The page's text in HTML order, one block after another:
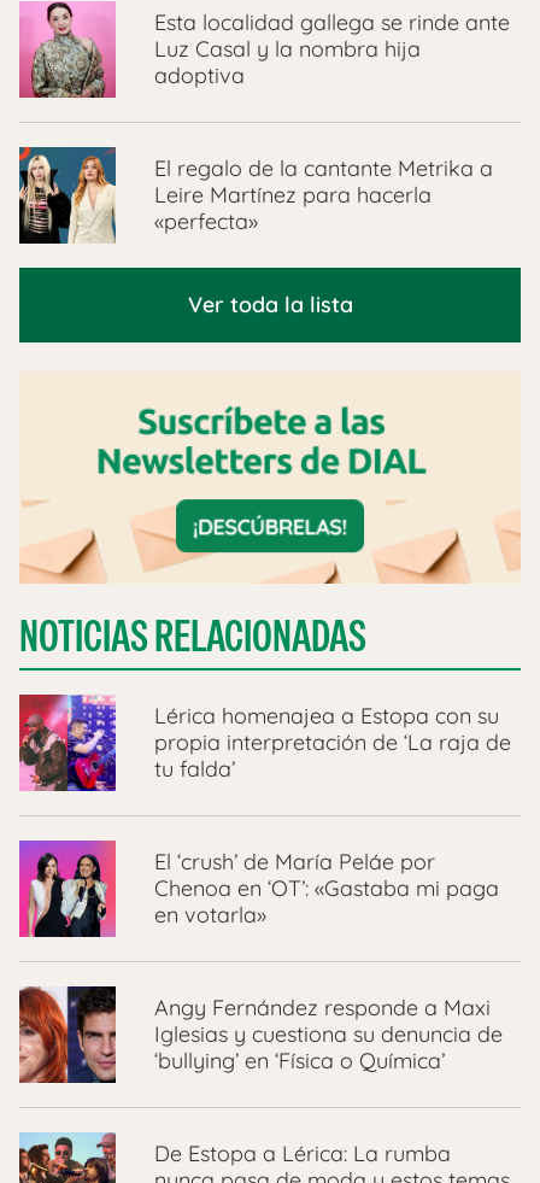
Esta localidad gallega se rinde ante
Luz Casal y la nombra hija
adoptiva
El regalo de la cantante Metrika a
Leire Martínez para hacerla
«perfecta»
Ver toda la lista
NOTICIAS RELACIONADAS
Lérica homenajea a Estopa con su
propia interpretación de ‘La raja de
tu falda’
El ‘crush’ de María Peláe por
Chenoa en ‘OT’: «Gastaba mi paga
en votarla»
Angy Fernández responde a Maxi
Iglesias y cuestiona su denuncia de
‘bullying’ en ‘Física o Química’
De Estopa a Lérica: La rumba